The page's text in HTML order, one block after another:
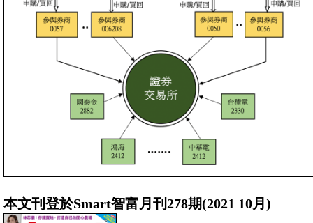
本文刊登於Smart智富月刊278期(2021 10月)